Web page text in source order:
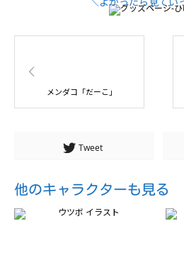
メンダコ「だーこ」
Tweet
他のキャラクターも見る